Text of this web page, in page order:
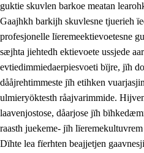
guktie skuvlen barkoe meatan
Gaajhkh barkijh skuvlesne tjuerieh
profesjonelle lïeremeektievoetesne
sæjhta jiehtedh ektievoete ussjede
evtiedimmiedaerpiesvoeti bïjre, jïh
dååjrehtimmeste jïh etihken
ulmieryöktesth råajvarimmide.
laavenjostose, dåarjose jïh
raasth juekeme- jïh
Dïhte lea fïerhten beajjetjen